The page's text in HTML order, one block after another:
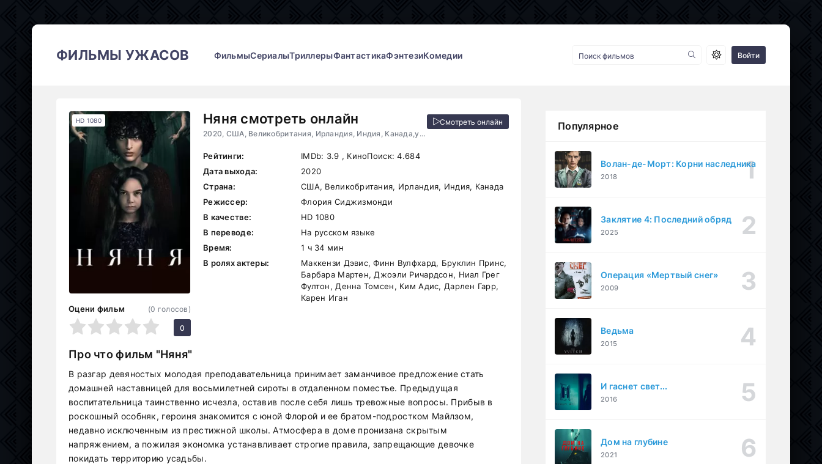
ФИЛЬМЫ УЖАСОВ ФильмыСериалыТриллерыФантастикаФэнтезиКомедии Войти
Няня смотреть онлайн
2020, США, Великобритания, Ирландия, Индия, Канада,ужасы, драма
Смотреть онлайн
HD 1080
Оцени фильм
5
(0 голосов)
0
Рейтинги: IMDb: 3.9 , КиноПоиск:4.684
Дата выхода:
2020
Страна:
США, Великобритания, Ирландия, Индия, Канада
Режиссер:
Флория Сиджизмонди
В качестве:
HD 1080
В переводе:
На русском языке
Время:
1 ч 34 мин
В ролях актеры:
Маккензи Дэвис, Финн Вулфхард, Бруклин Принс,
Барбара Мартен, Джоэли Ричардсон, Ниал Грег
Фултон, Денна Томсен, Ким Адис, Дарлен Гарр,
Карен Иган
Про что фильм "Няня"
В разгар девяностых молодая преподавательница принимает заманчивое предложение стать
домашней наставницей для восьмилетней сироты в отдаленном поместье. Предыдущая
воспитательница таинственно исчезла, оставив после себя лишь тревожные вопросы. Прибыв в
роскошный особняк, героиня знакомится с юной Флорой и ее братом-подростком Майлзом,
недавно исключенным из престижной школы. Атмосфера в доме пронизана скрытым
напряжением, а пожилая экономка устанавливает строгие правила, запрещающие девочке
покидать территорию усадьбы.
Популярное
Волан-де-Морт: Корни наследника
2018
Заклятие 4: Последний обряд
2025
Операция «Мертвый снег»
2009
Ведьма
2015
И гаснет свет...
2016
Дом на глубине
2021